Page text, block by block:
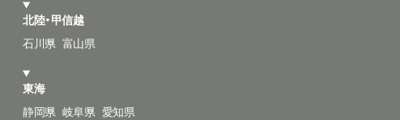
北陸・甲信越
石川県 富山県
東海
静岡県 岐阜県 愛知県